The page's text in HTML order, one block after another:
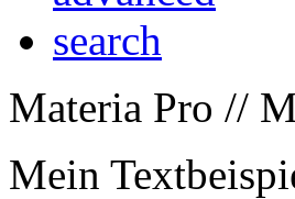
Materia Pro //
Mein